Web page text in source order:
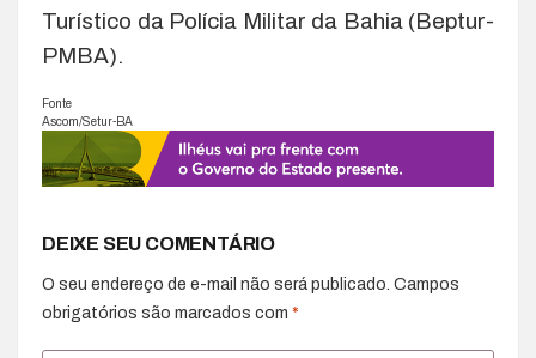
Turístico da Polícia Militar da Bahia (Beptur-
PMBA).
Fonte
Ascom/Setur-BA
DEIXE SEU COMENTÁRIO
O seu endereço de e-mail não será publicado. Campos
obrigatórios são marcados com *